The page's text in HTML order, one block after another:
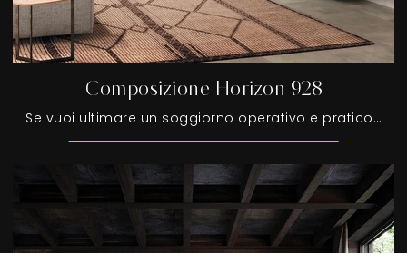
Composizione Horizon 928
Se vuoi ultimare un soggiorno operativo e pratico dalle linee moderne, ti presentiamo la parete attrezzata Composizione Horizon 928 Mobilgam.